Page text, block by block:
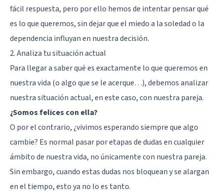
fácil respuesta, pero por ello hemos de intentar pensar qué
es lo que queremos, sin dejar que el miedo a la soledad o la
dependencia influyan en nuestra decisión.
2. Analiza tu situación actual
Para llegar a saber qué es exactamente lo que queremos en
nuestra vida (o algo que se le acerque…), debemos analizar
nuestra situación actual, en este caso, con nuestra pareja.
¿Somos felices con ella?
O por el contrario, ¿vivimos esperando siempre que algo
cambie? Es normal pasar por etapas de dudas en cualquier
ámbito de nuestra vida, no únicamente con nuestra pareja.
Sin embargo, cuando estas dudas nos bloquean y se alargan
en el tiempo, esto ya no lo es tanto.